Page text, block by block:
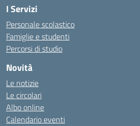
I Servizi
Personale scolastico
Famiglie e studenti
Percorsi di studio
Novità
Le notizie
Le circolari
Albo online
Calendario eventi